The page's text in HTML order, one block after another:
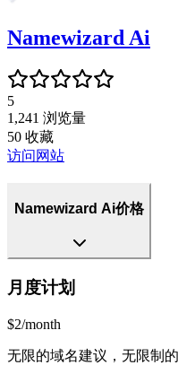
Namewizard Ai
5
1,241 浏览量
50 收藏
访问网站
Namewizard Ai价格
月度计划
$2/month
无限的域名建议，无限制